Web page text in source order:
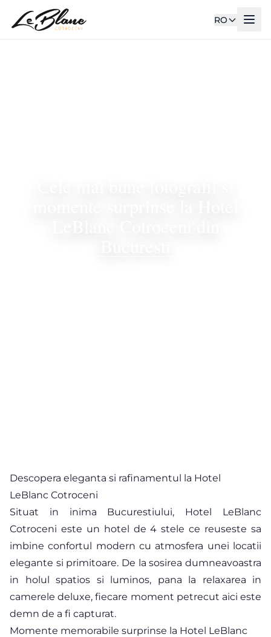
RO
Descopera eleganta si rafinamentul la Hotel
LeBlanc Cotroceni
Situat in inima Bucurestiului, Hotel LeBlanc
Cotroceni este un hotel de 4 stele ce reuseste sa
imbine confortul modern cu atmosfera unei locatii
elegante si primitoare. De la sosirea dumneavoastra
in holul spatios si luminos, pana la relaxarea in
camerele deluxe, fiecare moment petrecut aici este
demn de a fi capturat.
Momente memorabile surprinse la Hotel LeBlanc